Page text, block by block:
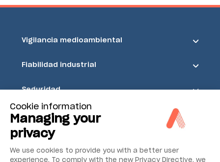
Vigilancia medioambiental
Fiabilidad industrial
Seguridad
Acoem
Cookie information
Managing your
privacy
We use cookies to provide you with a better user
experience. To comply with the new Privacy Directive, we